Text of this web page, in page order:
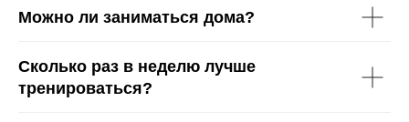
Можно ли заниматься дома?
Сколько раз в неделю лучше
тренироваться?
Личный кабинет
ул. Новослободская, д. 3,
2 этаж
Контакты
+7 926 384 46 35
Расписание